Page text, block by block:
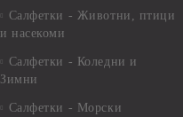
Салфетки - Животни, птици
и насекоми
Салфетки - Коледни и
Зимни
Салфетки - Морски